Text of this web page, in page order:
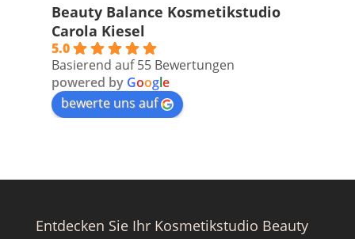
Beauty Balance Kosmetikstudio
Carola Kiesel
5.0
Basierend auf 55 Bewertungen
powered by Google
bewerte uns auf
Entdecken Sie Ihr Kosmetikstudio Beauty